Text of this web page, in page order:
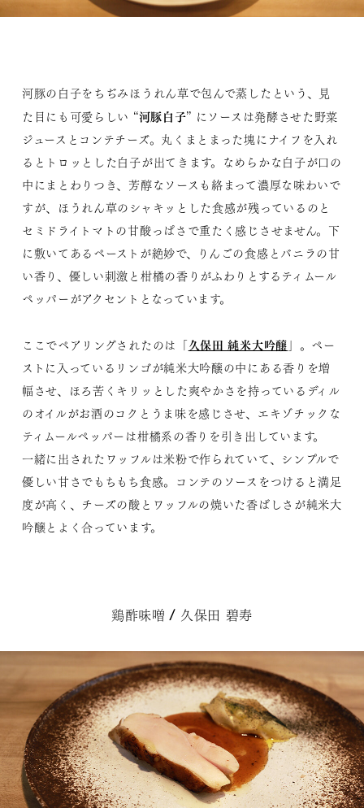
河豚の白子をちぢみほうれん草で包んで蒸したという、見
た目にも可愛らしい “河豚白子” にソースは発酵させた野菜
ジュースとコンテチーズ。丸くまとまった塊にナイフを入れ
るとトロッとした白子が出てきます。なめらかな白子が口の
中にまとわりつき、芳醇なソースも絡まって濃厚な味わいで
すが、ほうれん草のシャキッとした食感が残っているのと
セミドライトマトの甘酸っぱさで重たく感じさせません。下
に敷いてあるペーストが絶妙で、りんごの食感とバニラの甘
い香り、優しい刺激と柑橘の香りがふわりとするティムール
ペッパーがアクセントとなっています。
ここでペアリングされたのは「久保田 純米大吟醸 」。ペー
ストに入っているリンゴが純米大吟醸の中にある香りを増
幅させ、ほろ苦くキリッとした爽やかさを持っているディル
のオイルがお酒のコクとうま味を感じさせ、エキゾチックな
ティムールペッパーは柑橘系の香りを引き出しています。
一緒に出されたワッフルは米粉で作られていて、シンプルで
優しい甘さでもちもち食感。コンテのソースをつけると満足
度が高く、チーズの酸とワッフルの焼いた香ばしさが純米大
吟醸とよく合っています。
鶏酢味噌 / 久保田 碧寿